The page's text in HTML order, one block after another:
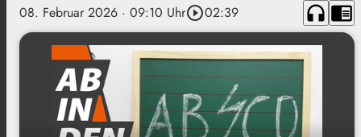
08. Februar 2026 · 09:10 Uhrplay_circle_outline02:39 headphones chrome_reader_mode